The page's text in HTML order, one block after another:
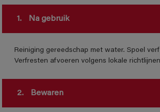
1. Na gebruik
Reiniging gereedschap met water. Spoel
Verfresten afvoeren volgens lokale
2. Bewaren